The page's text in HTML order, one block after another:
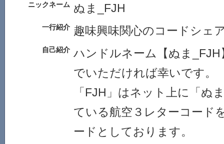
ニックネーム ぬま_FJH
一行紹介 趣味興味関心のコードシェ
自己紹介 ハンドルネーム【ぬま
でいただければ幸いです。
「FJH」はネット上に「ぬ
ている航空３レターコード
ードとしております。